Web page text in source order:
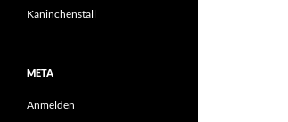
Kaninchenstall
META
Anmelden